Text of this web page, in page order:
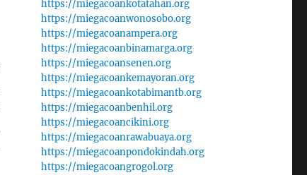
https://miegacoankotatahan.org
https://miegacoanwonosobo.org
https://miegacoanampera.org
https://miegacoanbinamarga.org
https://miegacoansenen.org
https://miegacoankemayoran.org
https://miegacoankotabimantb.org
https://miegacoanbenhil.org
https://miegacoancikini.org
https://miegacoanrawabuaya.org
https://miegacoanpondokindah.org
https://miegacoangrogol.org